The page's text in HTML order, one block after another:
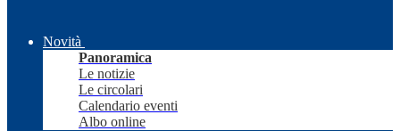
Novità
Panoramica
Le notizie
Le circolari
Calendario eventi
Albo online